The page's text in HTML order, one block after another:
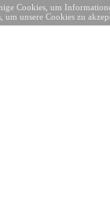
Cookies, um
, um unsere Cookies zu